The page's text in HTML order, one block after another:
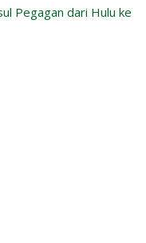
Pegagan dari Hulu ke